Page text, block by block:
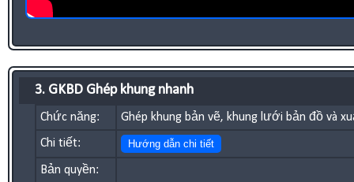
3. GKBD Ghép khung nhanh
Chức năng: Ghép khung bản vẽ, khung lưới bản đồ và
Chi tiết: Hướng dẫn chi tiết
Bản quyền: